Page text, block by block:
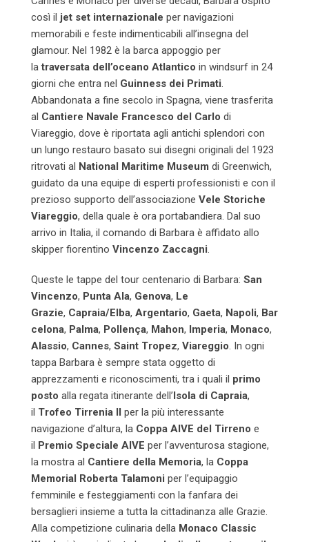
così il jet set internazionale per navigazioni
memorabili e feste indimenticabili all’insegna del
glamour. Nel 1982 è la barca appoggio per
latraversata dell’oceano Atlantico in windsurf in 24
giorni che entra nel Guinness dei Primati.
Abbandonata a fine secolo in Spagna, viene trasferita
al Cantiere Navale Francesco del Carlo di
Viareggio, dove è riportata agli antichi splendori con
un lungo restauro basato sui disegni originali del 1923
ritrovati al National Maritime Museum di Greenwich,
guidato da una equipe di esperti professionisti e con il
prezioso supporto dell’associazione Vele Storiche
Viareggio, della quale è ora portabandiera. Dal suo
arrivo in Italia, il comando di Barbara è affidato allo
skipper fiorentino Vincenzo Zaccagni.
Queste le tappe del tour centenario di Barbara: San
Vincenzo, Punta Ala, Genova, Le
Grazie, Capraia/Elba, Argentario, Gaeta, Napoli, Bar
celona, Palma, Pollença, Mahon, Imperia, Monaco,
Alassio, Cannes, Saint Tropez, Viareggio. In ogni
tappa Barbara è sempre stata oggetto di
apprezzamenti e riconoscimenti, tra i quali il primo
posto alla regata itinerante dell’Isola di Capraia,
il Trofeo Tirrenia II per la più interessante
navigazione d’altura, la Coppa AIVE del Tirreno e
il Premio Speciale AIVE per l’avventurosa stagione,
la mostra al Cantiere della Memoria, la Coppa
Memorial Roberta Talamoni per l’equipaggio
femminile e festeggiamenti con la fanfara dei
bersaglieri insieme a tutta la cittadinanza alle Grazie.
Alla competizione culinaria della Monaco Classic